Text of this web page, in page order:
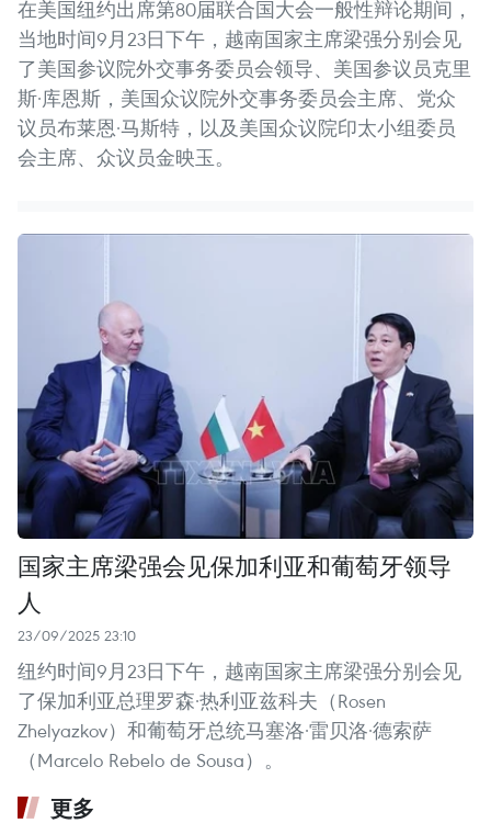
在美国纽约出席第80届联合国大会一般性辩论期间，
当地时间9月23日下午，越南国家主席梁强分别会见
了美国参议院外交事务委员会领导、美国参议员克里
斯·库恩斯，美国众议院外交事务委员会主席、党众
议员布莱恩·马斯特，以及美国众议院印太小组委员
会主席、众议员金映玉。
国家主席梁强会见保加利亚和葡萄牙领导
人
23/09/2025 23:10
纽约时间9月23日下午，越南国家主席梁强分别会见
了保加利亚总理罗森·热利亚兹科夫（Rosen
Zhelyazkov）和葡萄牙总统马塞洛·雷贝洛·德索萨
（Marcelo Rebelo de Sousa）。
更多